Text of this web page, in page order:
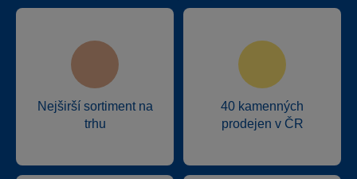
Nejširší sortiment na
trhu
40 kamenných
prodejen v ČR